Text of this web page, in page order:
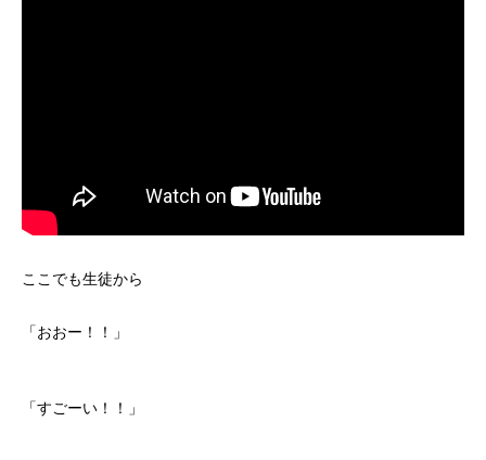
会社概要
お問い合わせ
Instagram
かかみがはら暮らし委員会とは？
ここでも生徒から
「おおー！！」
「すごーい！！」